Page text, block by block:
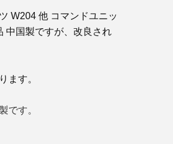
W204 他 コマンドユニッ
中国製ですが、改良され
ます。
です。